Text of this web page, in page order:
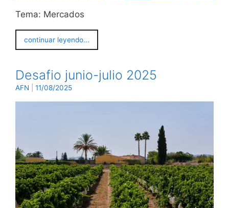
Tema: Mercados
continuar leyendo...
Desafio junio-julio 2025
AFN 11/08/2025